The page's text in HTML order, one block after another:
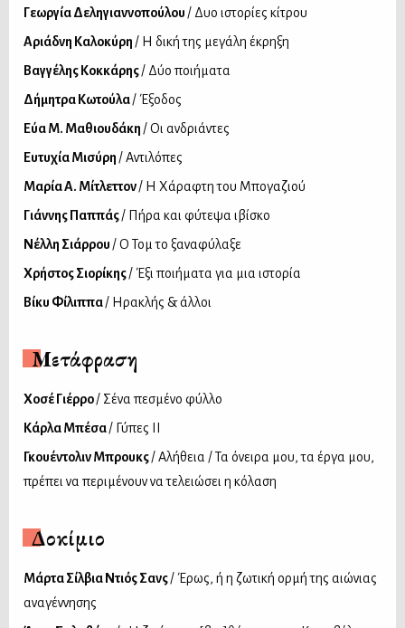
Γεωργία Δεληγιαννοπούλου / Δυο ιστορίες κίτρου
Αριάδνη Καλοκύρη / Η δική της μεγάλη έκρηξη
Βαγγέλης Κοκκάρης/ Δύο ποιήματα
Δήμητρα Κωτούλα/ Έξοδος
Εύα Μ. Μαθιουδάκη / Οι ανδριάντες
Ευτυχία Μισύρη / Αντιλόπες
Μαρία Α. Μίτλεττον/ Η Χάραφτη του Μπογαζιού
Γιάννης Παππάς/ Πήρα και φύτεψα ιβίσκο
Νέλλη Σιάρρου / Ο Τομ το ξαναφύλαξε
Χρήστος Σιορίκης/ Έξι ποιήματα για μια ιστορία
Βίκυ Φίλιππα/ Ηρακλής & άλλοι
Μετάφραση
Xοσέ Γιέρρο/ Σ᾽ένα πεσμένο φύλλο
Κάρλα Μπέσα/ Γύπες ΙΙ
Γκουέντολιν Μπρουκς/ Αλήθεια / Τα όνειρα μου, τα έργα μου,
πρέπει να περιμένουν να τελειώσει η κόλαση
Δοκίμιο
Mάρτα Σίλβια Ντιός Σανς/ Έρως, ή η ζωτική ορμή της αιώνιας
αναγέννησης